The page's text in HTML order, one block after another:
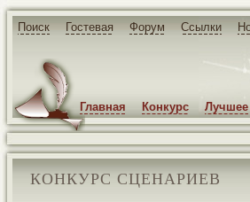
Поиск Гостевая Форум Ссылки
Главная Конкурс Лучшее
КОНКУРС СЦЕНАРИЕВ